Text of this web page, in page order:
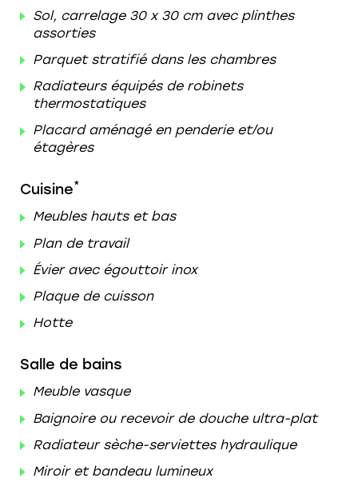
Sol, carrelage 30 x 30 cm avec plinthes
assorties
Parquet stratifié dans les chambres
Radiateurs équipés de robinets
thermostatiques
Placard aménagé en penderie et/ou
étagères
Cuisine*
Meubles hauts et bas
Plan de travail
Évier avec égouttoir inox
Plaque de cuisson
Hotte
Salle de bains
Meuble vasque
Baignoire ou recevoir de douche ultra-plat
Radiateur sèche-serviettes hydraulique
Miroir et bandeau lumineux